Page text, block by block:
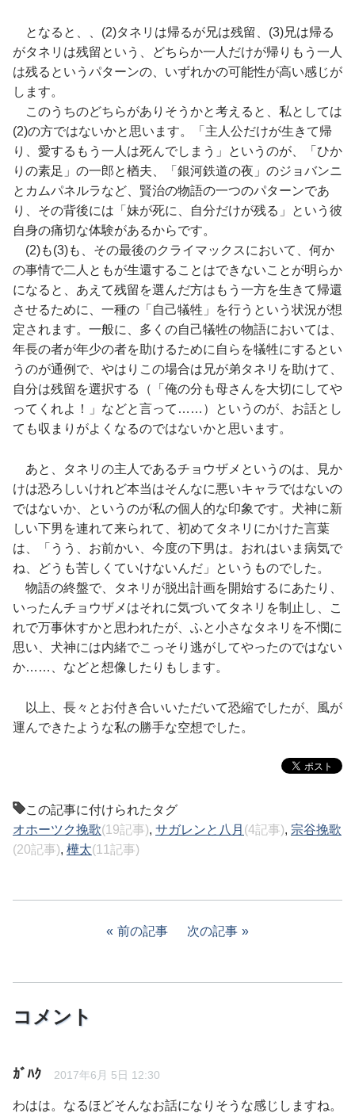
となると、、(2)タネリは帰るが兄は残留、(3)兄は帰る
がタネリは残留という、どちらか一人だけが帰りもう一人
は残るというパターンの、いずれかの可能性が高い感じが
します。
このうちのどちらがありそうかと考えると、私としては
(2)の方ではないかと思います。「主人公だけが生きて帰
り、愛するもう一人は死んでしまう」というのが、「ひか
りの素足」の一郎と楢夫、「銀河鉄道の夜」のジョバンニ
とカムパネルラなど、賢治の物語の一つのパターンであ
り、その背後には「妹が死に、自分だけが残る」という彼
自身の痛切な体験があるからです。
(2)も(3)も、その最後のクライマックスにおいて、何か
の事情で二人ともが生還することはできないことが明らか
になると、あえて残留を選んだ方はもう一方を生きて帰還
させるために、一種の「自己犠牲」を行うという状況が想
定されます。一般に、多くの自己犠牲の物語においては、
年長の者が年少の者を助けるために自らを犠牲にするとい
うのが通例で、やはりこの場合は兄が弟タネリを助けて、
自分は残留を選択する（「俺の分も母さんを大切にしてや
ってくれよ！」などと言って……）というのが、お話とし
ても収まりがよくなるのではないかと思います。
あと、タネリの主人であるチョウザメというのは、見か
けは恐ろしいけれど本当はそんなに悪いキャラではないの
ではないか、というのが私の個人的な印象です。犬神に新
しい下男を連れて来られて、初めてタネリにかけた言葉
は、「うう、お前かい、今度の下男は。おれはいま病気で
ね、どうも苦しくていけないんだ」というものでした。
物語の終盤で、タネリが脱出計画を開始するにあたり、
いったんチョウザメはそれに気づいてタネリを制止し、こ
れで万事休すかと思われたが、ふと小さなタネリを不憫に
思い、犬神には内緒でこっそり逃がしてやったのではない
か……、などと想像したりもします。
以上、長々とお付き合いいただいて恐縮でしたが、風が
運んできたような私の勝手な空想でした。
この記事に付けられたタグ
オホーツク挽歌(19記事), サガレンと八月 (4記事), 宗谷挽歌
(20記事), 樺太(11記事)
前の記事 次の記事
コメント
ｶﾞﾊｸ 2017年6月 5日 12:30
わはは。なるほどそんなお話になりそうな感じしますね。